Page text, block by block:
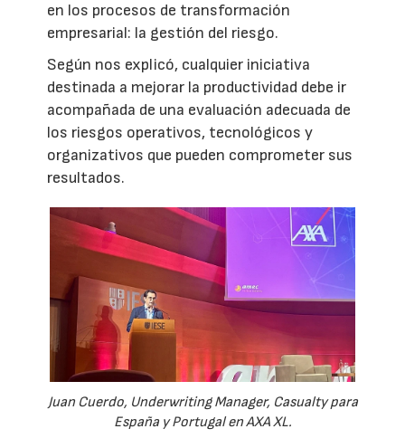
en los procesos de transformación
empresarial: la gestión del riesgo.
Según nos explicó, cualquier iniciativa
destinada a mejorar la productividad debe ir
acompañada de una evaluación adecuada de
los riesgos operativos, tecnológicos y
organizativos que pueden comprometer sus
resultados.
Juan Cuerdo, Underwriting Manager, Casualty para
España y Portugal en AXA XL.